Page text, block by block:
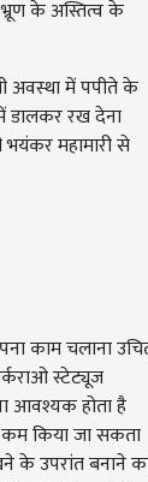
डालकर रख देना
महामारी से
काम चलाना उचित
स्टेट्यूज
आवश्यक होता है
किया जा सकता
के उपरांत बनाने का
जा सकता है